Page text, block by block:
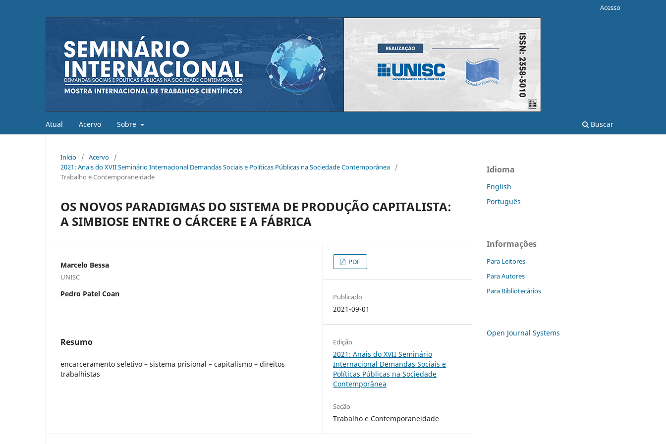
Atual Acervo Sobre Buscar
Acesso
Início / Acervo
/
2021: Anais do XVII Seminário Internacional Demandas Sociais e Políticas Públicas na Sociedade Contemporânea
/
Trabalho e Contemporaneidade
OS NOVOS PARADIGMAS DO SISTEMA DE PRODUÇÃO CAPITALISTA:
A SIMBIOSE ENTRE O CÁRCERE E A FÁBRICA
Marcelo Bessa
UNISC
Pedro Patel Coan
Resumo
encarceramento seletivo – sistema prisional – capitalismo – direitos
trabalhistas
PDF
Publicado
2021-09-01
Edição
2021: Anais do XVII Seminário
Internacional Demandas Sociais e
Políticas Públicas na Sociedade
Contemporânea
Seção
Trabalho e Contemporaneidade
Idioma
English
Português
Informações
Para Leitores
Para Autores
Para Bibliotecários
Open Journal Systems